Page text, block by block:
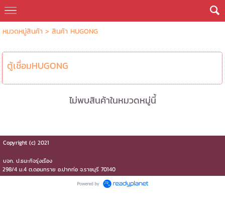
หมวดหมู่สินค้า> สินค้า HUGONG
ตู้เชื่อมHUGONG
ไม่พบสินค้าในหมวดหมู่นี้
Copyright (c) 2021
บจก.​ ป.ธนะกิจรุ่งเรือง
298/4 ม.4 ต.ดอนทราย​ อ.ปากท่อ​ จ.ราชบุรี​ 70140